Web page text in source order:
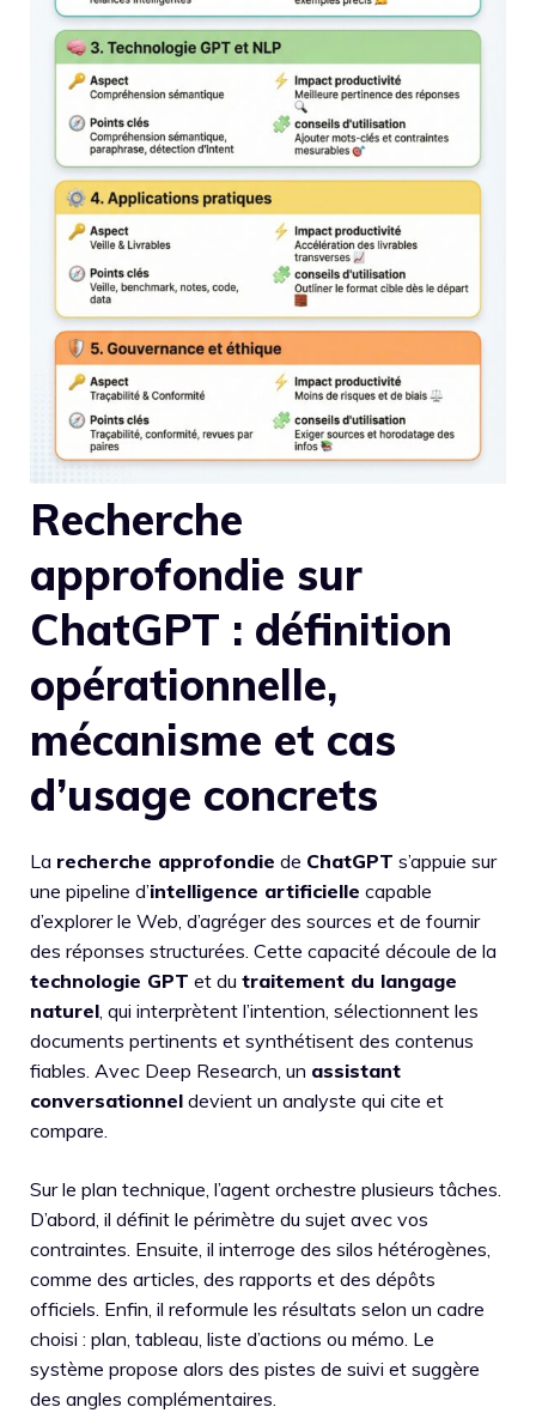
Recherche
approfondie sur
ChatGPT : définition
opérationnelle,
mécanisme et cas
d’usage concrets
La recherche approfondie de ChatGPT s’appuie sur
une pipeline d’intelligence artificielle capable
d’explorer le Web, d’agréger des sources et de fournir
des réponses structurées. Cette capacité découle de la
technologie GPT et du traitement du langage
naturel, qui interprètent l’intention, sélectionnent les
documents pertinents et synthétisent des contenus
fiables. Avec Deep Research, un assistant
conversationnel devient un analyste qui cite et
compare.
Sur le plan technique, l’agent orchestre plusieurs tâches.
D’abord, il définit le périmètre du sujet avec vos
contraintes. Ensuite, il interroge des silos hétérogènes,
comme des articles, des rapports et des dépôts
officiels. Enfin, il reformule les résultats selon un cadre
choisi : plan, tableau, liste d’actions ou mémo. Le
système propose alors des pistes de suivi et suggère
des angles complémentaires.